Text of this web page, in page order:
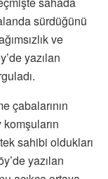
sürdüğünü
ve
yazılan
çabalarının
sahibi oldukları
yazılan